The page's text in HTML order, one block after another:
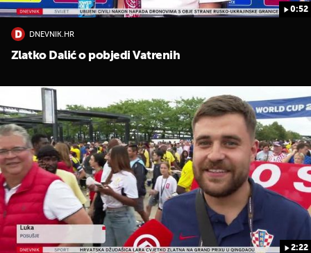
0:52
DNEVNIK.HR
Zlatko Dalić o pobjedi Vatrenih
2:22